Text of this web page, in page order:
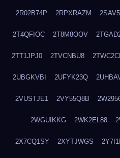
2R02B74P 2RPXRAZM
2T4QFIOC 2T8M8OOV
2TT1JPJ0 2TVCNBU8
2UBGKVBI 2UFYK23Q
2VUSTJE1 2VY55Q8B
2WGUIKKG 2WK2EL88
2X7CQ1SY 2XYTJWGS